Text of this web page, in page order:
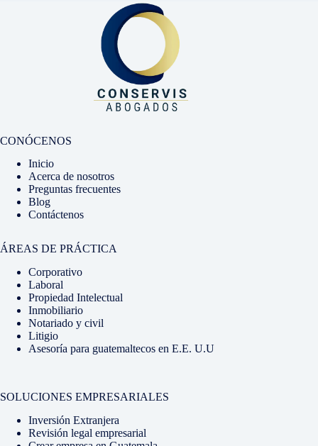
CONÓCENOS
Inicio
Acerca de nosotros
Preguntas frecuentes
Blog
Contáctenos
ÁREAS DE PRÁCTICA
Corporativo
Laboral
Propiedad Intelectual
Inmobiliario
Notariado y civil
Litigio
Asesoría para guatemaltecos en E.E. U.U
SOLUCIONES EMPRESARIALES
Inversión Extranjera
Revisión legal empresarial